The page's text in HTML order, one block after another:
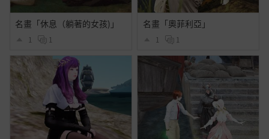
名畫「休息（躺著的女孩)」
1 1
名畫「奧菲利亞」
1 1